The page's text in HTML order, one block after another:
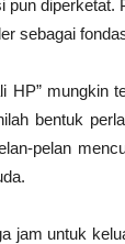
pun diperketat.
sebagai
HP” mungkin
bentuk
pelan
jam untuk